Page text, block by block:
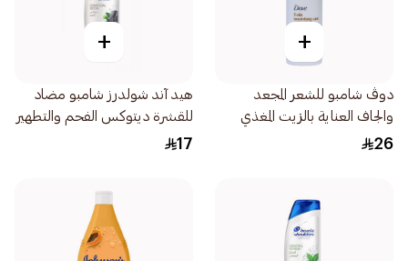
+
دوڤ شامبو للشعر المجعد
والجاف العناية بالزيت المغذي
26
+
هيد آند شولدرز شامبو مضاد
للقشرة ديتوكس الفحم والتطهير
العميق حجم كبير 390مل
17